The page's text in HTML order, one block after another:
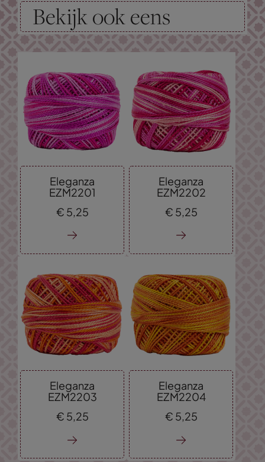
Bekijk ook eens
Eleganza
EZM2201
€ 5,25
Eleganza
EZM2202
€ 5,25
Eleganza
EZM2203
€ 5,25
Eleganza
EZM2204
€ 5,25